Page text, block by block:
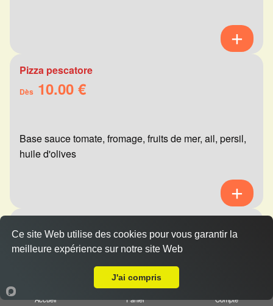
Pizza pescatore
Dès 10.00 €
Base sauce tomate, fromage, fruits de mer, ail, persil,
huile d'olives
Dès10.00 €
Base sauce tomate, fromage, viande hachée,
Accueil Panier Compte
Ce site Web utilise des cookies pour vous garantir la
meilleure expérience sur notre site Web
J'ai compris